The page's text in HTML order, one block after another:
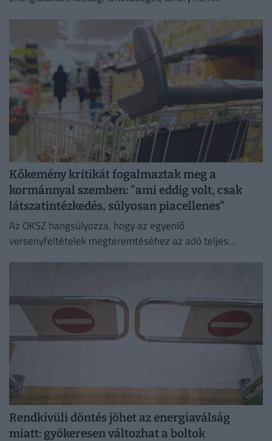
zökkenőmentes kiszolgálását.
Kőkemény kritikát fogalmaztak meg a
kormánnyal szemben: "ami eddig volt, csak
látszatintézkedés, súlyosan piacellenes"
Az OKSZ hangsúlyozza, hogy az egyenlő
versenyfeltételek megteremtéséhez az adó teljes
Rendkívüli döntés jöhet az energiaválság
miatt: gyökeresen változhat a boltok